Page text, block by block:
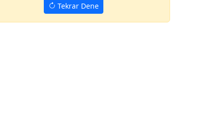
Tekrar Dene